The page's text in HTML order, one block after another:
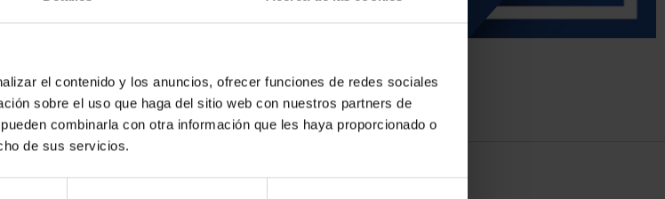
el contenido y los anuncios, ofrecer funciones de redes sociales
sobre el uso que haga del sitio web con nuestros partners de
combinarla con otra información que les haya proporcionado o
de sus servicios.